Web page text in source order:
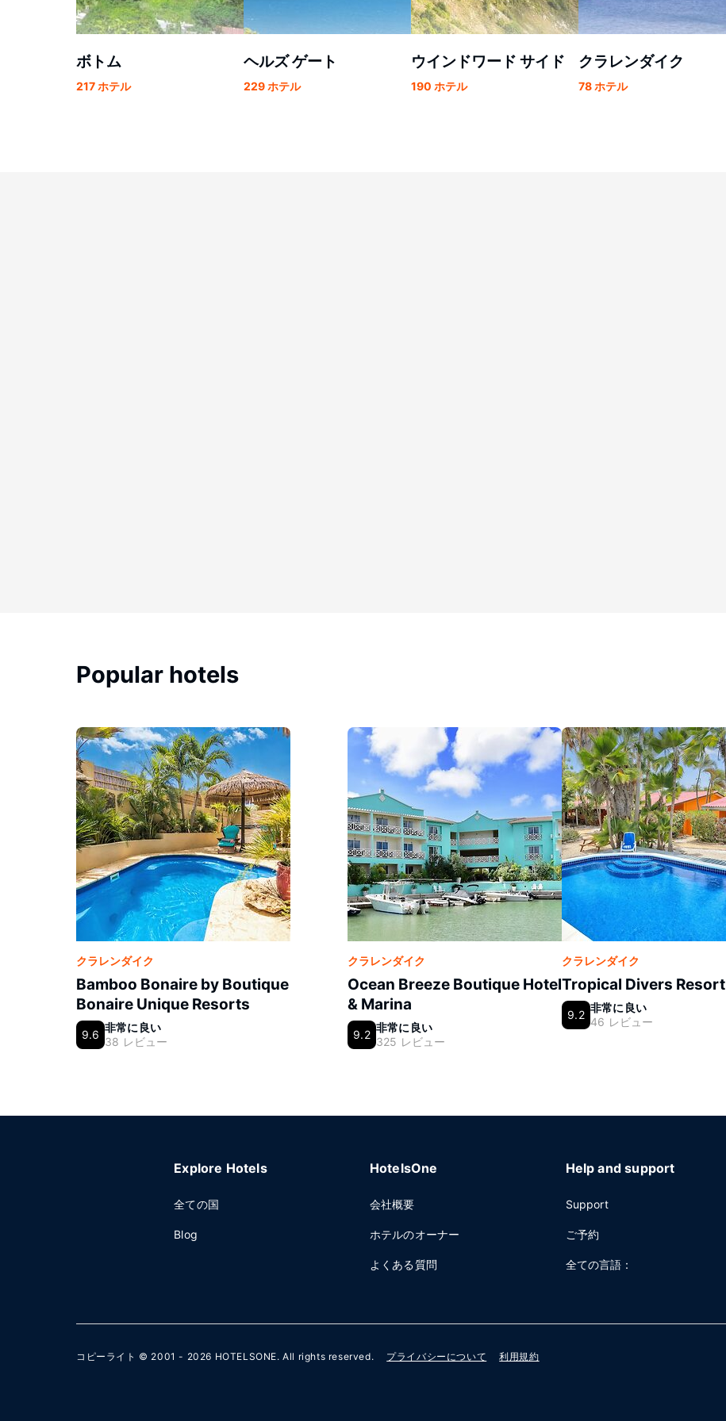
ボトム
217 ホテル
ヘルズ ゲート
229 ホテル
ウインドワード サイド
190 ホテル
クラレンダイク
78 ホテル
Popular hotels
クラレンダイク
Bamboo Bonaire by Boutique
Bonaire Unique Resorts
9.6
非常に良い
38 レビュー
クラレンダイク
Ocean Breeze Boutique Hotel
& Marina
9.2
非常に良い
325 レビュー
クラレンダイク
Tropical Divers Resort
9.2
非常に良い
46 レビュー
Explore Hotels
全ての国
Blog
HotelsOne
会社概要
ホテルのオーナー
よくある質問
Help and support
Support
ご予約
全ての言語：
コピーライト © 2001 - 2026 HOTELSONE. All rights reserved. プライバシーについて 利用規約